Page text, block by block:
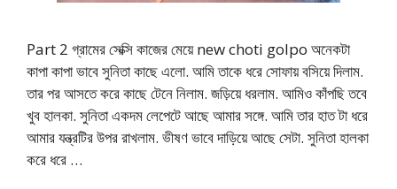
Part 2 গ্রামের সেক্সি কাজের মেয়ে new choti golpo অনেকটা
কাপা কাপা ভাবে সুনিতা কাছে এলো. আমি তাকে ধরে সোফায় বসিয়ে দিলাম.
তার পর আসতে করে কাছে টেনে নিলাম. জড়িয়ে ধরলাম. আমিও কাঁপছি তবে
খুব হালকা. সুনিতা একদম লেপেটে আছে আমার সঙ্গে. আমি তার হাত টা ধরে
আমার যন্ত্রটির উপর রাখলাম. ভীষণ ভাবে দাড়িয়ে আছে সেটা. সুনিতা হালকা
করে ধরে …